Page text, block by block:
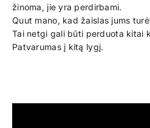
žinoma, jie yra perdirbami.
Quut mano, kad žaislas jums
Tai netgi gali būti perduota kitai
Patvarumas į kitą lygį.